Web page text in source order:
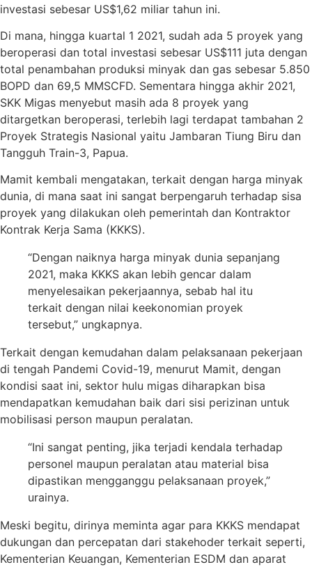
investasi sebesar US$1,62 miliar tahun ini.
Di mana, hingga kuartal 1 2021, sudah ada 5 proyek yang
beroperasi dan total investasi sebesar US$111 juta dengan
total penambahan produksi minyak dan gas sebesar 5.850
BOPD dan 69,5 MMSCFD. Sementara hingga akhir 2021,
SKK Migas menyebut masih ada 8 proyek yang
ditargetkan beroperasi, terlebih lagi terdapat tambahan 2
Proyek Strategis Nasional yaitu Jambaran Tiung Biru dan
Tangguh Train-3, Papua.
Mamit kembali mengatakan, terkait dengan harga minyak
dunia, di mana saat ini sangat berpengaruh terhadap sisa
proyek yang dilakukan oleh pemerintah dan Kontraktor
Kontrak Kerja Sama (KKKS).
“Dengan naiknya harga minyak dunia sepanjang
2021, maka KKKS akan lebih gencar dalam
menyelesaikan pekerjaannya, sebab hal itu
terkait dengan nilai keekonomian proyek
tersebut,” ungkapnya.
Terkait dengan kemudahan dalam pelaksanaan pekerjaan
di tengah Pandemi Covid-19, menurut Mamit, dengan
kondisi saat ini, sektor hulu migas diharapkan bisa
mendapatkan kemudahan baik dari sisi perizinan untuk
mobilisasi person maupun peralatan.
“Ini sangat penting, jika terjadi kendala terhadap
personel maupun peralatan atau material bisa
dipastikan mengganggu pelaksanaan proyek,”
urainya.
Meski begitu, dirinya meminta agar para KKKS mendapat
dukungan dan percepatan dari stakehoder terkait seperti,
Kementerian Keuangan, Kementerian ESDM dan aparat